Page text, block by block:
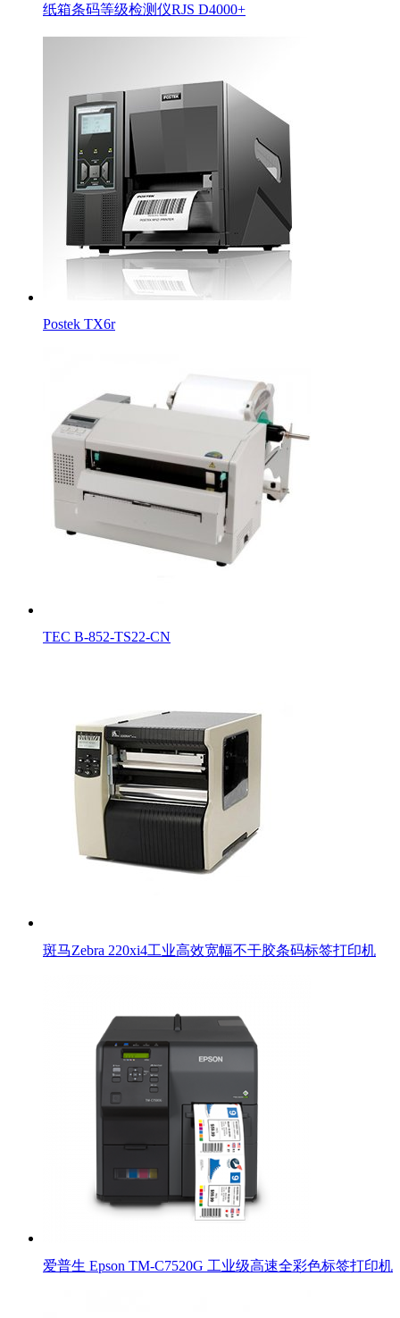
纸箱条码等级检测仪RJS D4000+
Postek TX6r
TEC B-852-TS22-CN
斑马Zebra 220xi4工业高效宽幅不干胶条码标签打印机
爱普生 Epson TM-C7520G 工业级高速全彩色标签打印机